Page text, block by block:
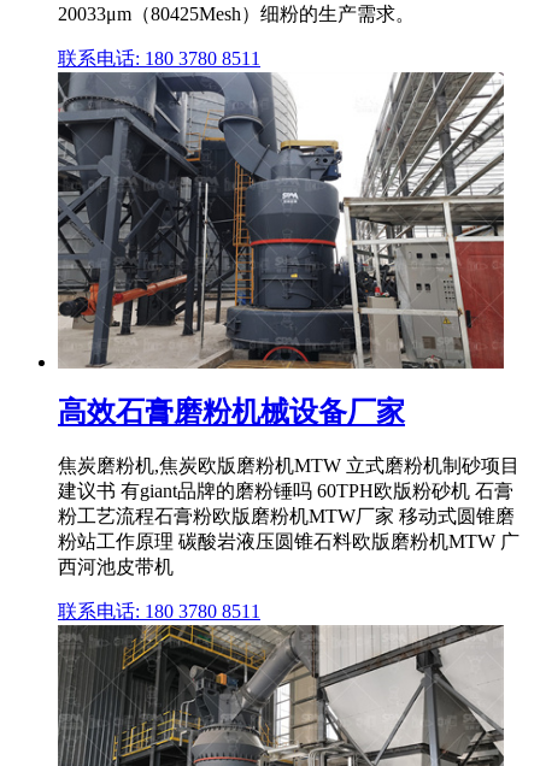
20033μm（80425Mesh）细粉的生产需求。
联系电话: 180 3780 8511
高效石膏磨粉机械设备厂家
焦炭磨粉机,焦炭欧版磨粉机MTW 立式磨粉机制砂项目
建议书 有giant品牌的磨粉锤吗 60TPH欧版粉砂机 石膏
粉工艺流程石膏粉欧版磨粉机MTW厂家 移动式圆锥磨
粉站工作原理 碳酸岩液压圆锥石料欧版磨粉机MTW 广
西河池皮带机
联系电话: 180 3780 8511